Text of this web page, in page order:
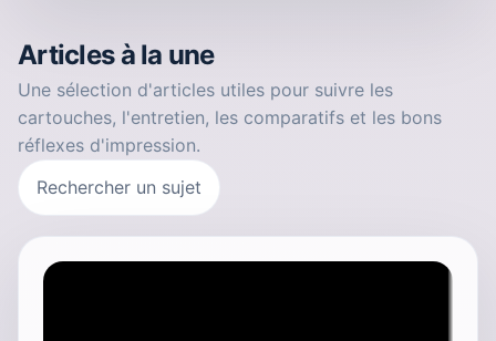
Articles à la une
Une sélection d'articles utiles pour suivre les
cartouches, l'entretien, les comparatifs et les bons
réflexes d'impression.
Rechercher un sujet